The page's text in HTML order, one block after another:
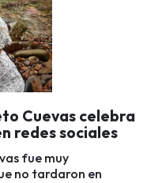
Cuevas celebra
redes sociales
fue muy
no tardaron en